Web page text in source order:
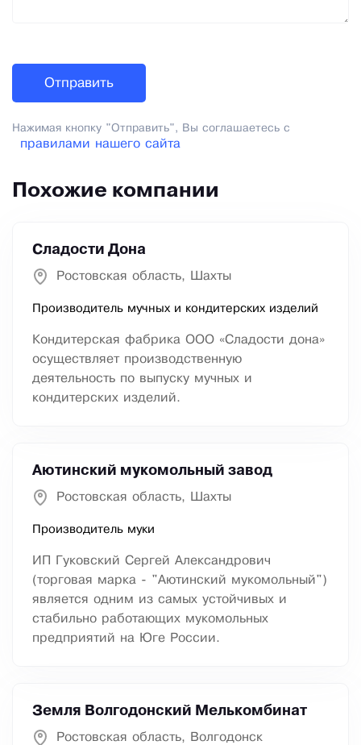
Нажимая кнопку "Отправить", Вы соглашаетесь с
правилами нашего сайта
Похожие компании
Сладости Дона
Ростовская область, Шахты
Производитель мучных и кондитерских изделий
Кондитерская фабрика ООО «Сладости дона»
осуществляет производственную
деятельность по выпуску мучных и
кондитерских изделий.
Аютинский мукомольный завод
Ростовская область, Шахты
Производитель муки
ИП Гуковский Сергей Александрович
(торговая марка - "Аютинский мукомольный")
является одним из самых устойчивых и
стабильно работающих мукомольных
предприятий на Юге России.
Земля Волгодонский Мелькомбинат
Ростовская область, Волгодонск